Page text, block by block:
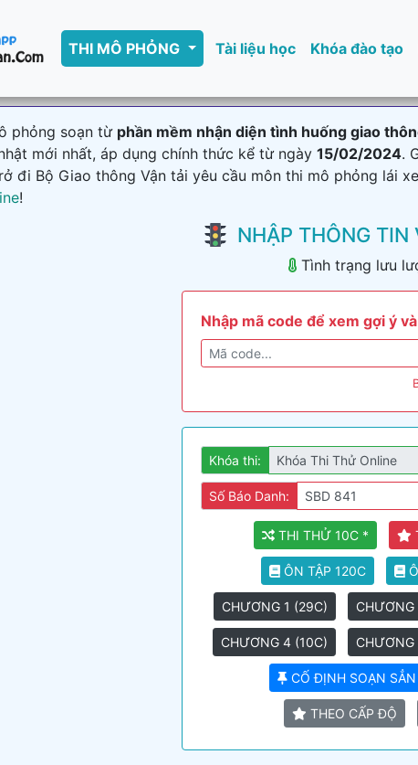
THI MÔ PHỎNG Tài liệu học Khóa đào tạo
phỏng soạn từ phần mềm nhận diện tình huống giao
mới nhất, áp dụng chính thức kể từ ngày 15/02/2024.
đi Bộ Giao thông Vận tải yêu cầu môn thi mô phỏng lái
!
NHẬP THÔNG
Tình trạng lưu
Nhập mã code để xem gợi ý
Khóa thi:
Số Báo Danh:
THI THỬ 10C *
ÔN TẬP 120C
CHƯƠNG 1 (29C) CHƯƠNG
CHƯƠNG 4 (10C) CHƯƠNG
CỐ ĐỊNH SOẠN SẲN
THEO CẤP ĐỘ